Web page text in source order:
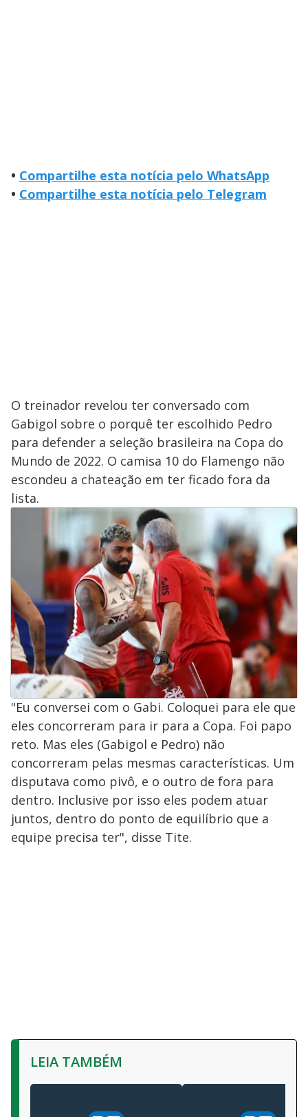
• Compartilhe esta notícia pelo WhatsApp
• Compartilhe esta notícia pelo Telegram
O treinador revelou ter conversado com
Gabigol sobre o porquê ter escolhido Pedro
para defender a seleção brasileira na Copa do
Mundo de 2022. O camisa 10 do Flamengo não
escondeu a chateação em ter ficado fora da
lista.
"Eu conversei com o Gabi. Coloquei para ele que
eles concorreram para ir para a Copa. Foi papo
reto. Mas eles (Gabigol e Pedro) não
concorreram pelas mesmas características. Um
disputava como pivô, e o outro de fora para
dentro. Inclusive por isso eles podem atuar
juntos, dentro do ponto de equilíbrio que a
equipe precisa ter", disse Tite.
LEIA TAMBÉM